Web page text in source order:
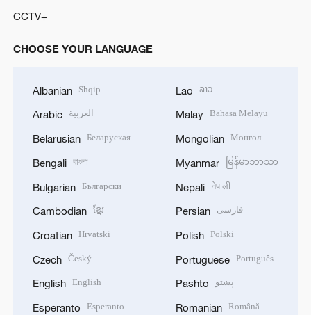
CCTV+
CHOOSE YOUR LANGUAGE
Albanian Shqip
Arabic العربية
Belarusian Беларуская
Bengali বাংলা
Bulgarian Български
Cambodian ខ្មែរ
Croatian Hrvatski
Czech Český
English English
Esperanto Esperanto
Lao ລາວ
Malay Bahasa Melayu
Mongolian Монгол
Myanmar မြန်မာဘာသာ
Nepali नेपाली
Persian فارسی
Polish Polski
Portuguese Português
Pashto پښتو
Romanian Română